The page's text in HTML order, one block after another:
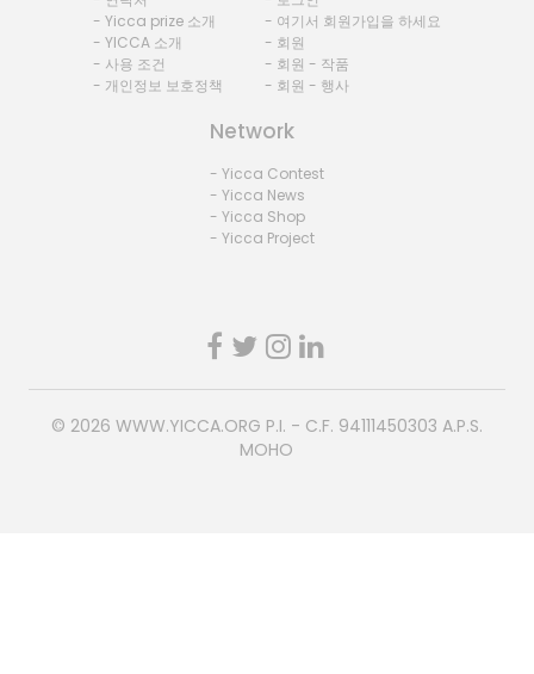
- Yicca prize 소개
- YICCA 소개
- 사용 조건
- 개인정보 보호정책
- 여기서 회원가입을 하세요
- 회원
- 회원 - 작품
- 회원 - 행사
Network
- Yicca Contest
- Yicca News
- Yicca Shop
- Yicca Project
© 2026 WWW.YICCA.ORG P.I. - C.F. 94111450303 A.P.S.
MOHO